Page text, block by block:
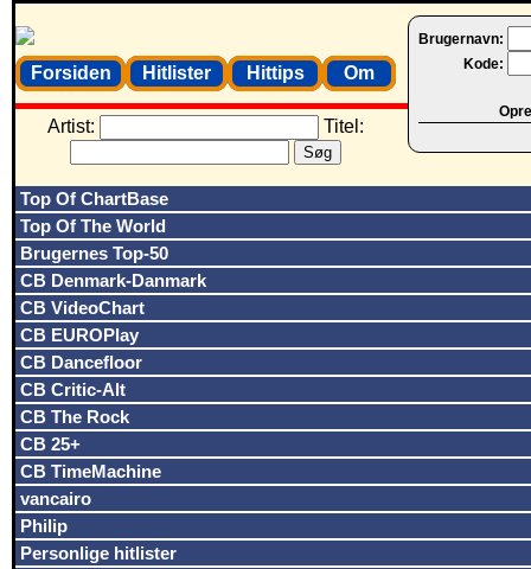
Brugernavn:
Kode:
Forsiden Hitlister Hittips Om
Artist: Titel:
Top Of ChartBase
Top Of The World
Brugernes Top-50
CB Denmark-Danmark
CB VideoChart
CB EUROPlay
CB Dancefloor
CB Critic-Alt
CB The Rock
CB 25+
CB TimeMachine
vancairo
Philip
Personlige hitlister